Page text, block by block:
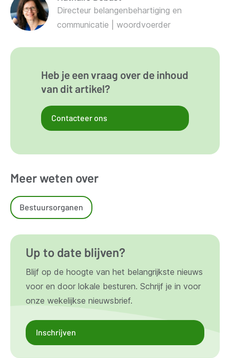
Directeur belangenbehartiging en
communicatie | woordvoerder
Heb je een vraag over de inhoud
van dit artikel?
Contacteer ons
Meer weten over
Bestuursorganen
Up to date blijven?
Blijf op de hoogte van het belangrijkste nieuws
voor en door lokale besturen. Schrijf je in voor
onze wekelijkse nieuwsbrief.
Inschrijven